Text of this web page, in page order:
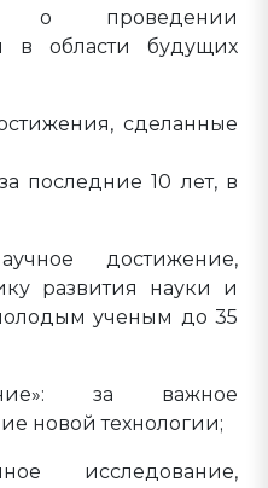
о проведении
в области будущих
сделанные
последние 10 лет, в
достижение,
развития науки и
ученым до 35
за важное
новой технологии;
исследование,